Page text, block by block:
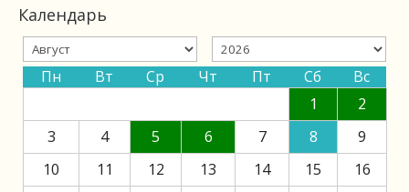
Календарь
Пн Вт Ср Чт Пт Сб
Вс
1
2
3
4 5 6 7 8
9
10
11 12 13 14 15
16